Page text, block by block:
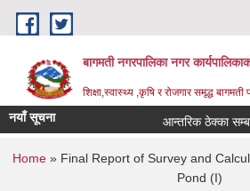
Skip to main content
बागमती नगरपालिका नगर
शिक्षा,स्वास्थ्य ,कृषि र रोजगार समृद्ध बागमती
नयाँ सूचना आन्तरिक ठेक्का
You are here
Home» Final Report of Survey and
Pond (I)